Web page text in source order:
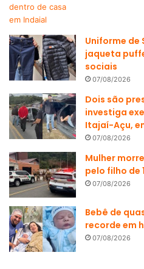
Uniforme de
jaqueta
sociais
07/08/2026
Dois são
investiga
Itajaí-Açu,
07/08/2026
Mulher
pelo filho de
07/08/2026
Bebê de
recorde em
07/08/2026